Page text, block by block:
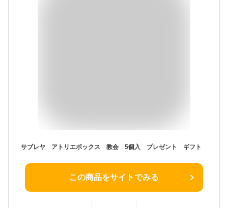
サブレヤ アトリエボックス 教会 5個入 プレゼント ギフト
この商品をサイトでみる